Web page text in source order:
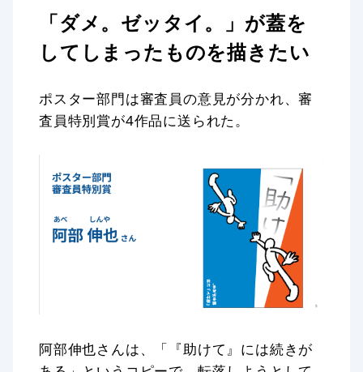
「ダメ。ゼッタイ。」が蓋を
してしまったものを描きたい
ポスター部門は審査員の意見が分かれ、審
査員特別賞が4作品に送られた。
阿部伸也さんは、「『助けて』には続きが